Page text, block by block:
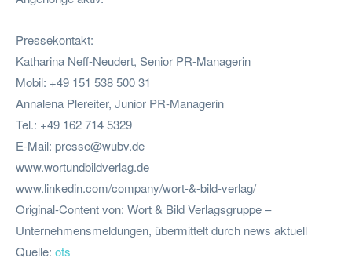
Pressekontakt:
Katharina Neff-Neudert, Senior PR-Managerin
Mobil: +49 151 538 500 31
Annalena Plereiter, Junior PR-Managerin
Tel.: +49 162 714 5329
E-Mail: presse@wubv.de
www.wortundbildverlag.de
www.linkedin.com/company/wort-&-bild-verlag/
Original-Content von: Wort & Bild Verlagsgruppe –
Unternehmensmeldungen, übermittelt durch news aktuell
Quelle: ots